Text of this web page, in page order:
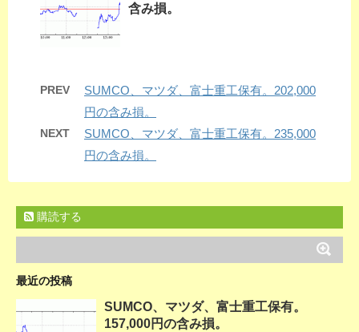
含み損。
PREV
SUMCO、マツダ、富士重工保有。202,000
円の含み損。
NEXT
SUMCO、マツダ、富士重工保有。235,000
円の含み損。
購読する
最近の投稿
SUMCO、マツダ、富士重工保有。
157,000円の含み損。